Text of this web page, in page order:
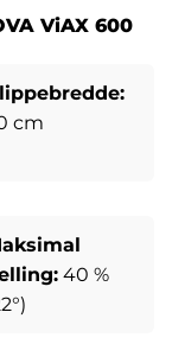
ViAX 600
cm
40 %